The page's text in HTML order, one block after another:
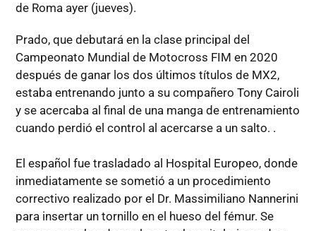
de Roma ayer (jueves).
Prado, que debutará en la clase principal del
Campeonato Mundial de Motocross FIM en 2020
después de ganar los dos últimos títulos de MX2,
estaba entrenando junto a su compañero Tony Cairoli
y se acercaba al final de una manga de entrenamiento
cuando perdió el control al acercarse a un salto. .
El español fue trasladado al Hospital Europeo, donde
inmediatamente se sometió a un procedimiento
correctivo realizado por el Dr. Massimiliano Nannerini
para insertar un tornillo en el hueso del fémur. Se